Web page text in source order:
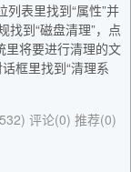
表里找到“属性”并
找到“磁盘清理”，点
里将要进行清理的文
框里找到“清理系
评论(0) 推荐(0)